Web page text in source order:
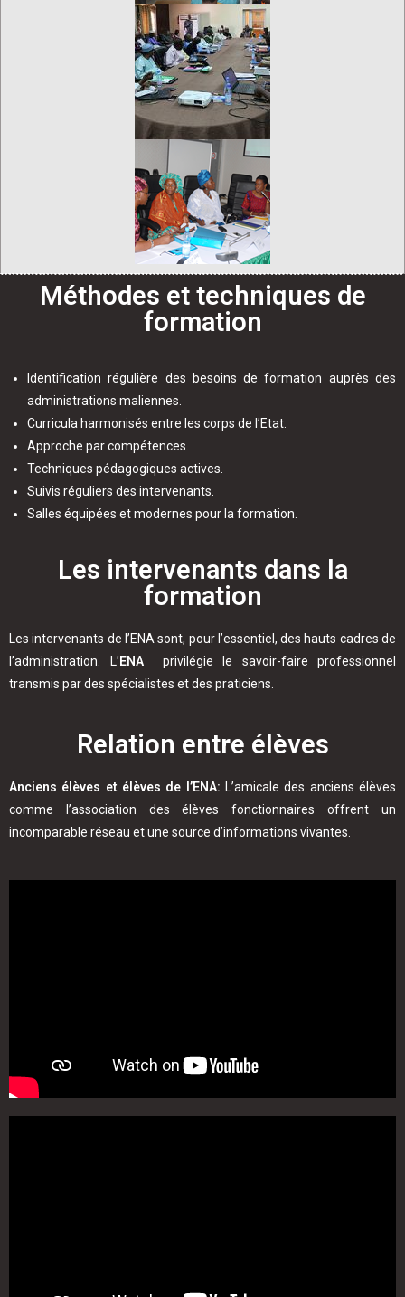
Méthodes et techniques de
formation
Identification régulière des besoins de formation auprès des
administrations maliennes.
Curricula harmonisés entre les corps de l’Etat.
Approche par compétences.
Techniques pédagogiques actives.
Suivis réguliers des intervenants.
Salles équipées et modernes pour la formation.
Les intervenants dans la
formation
Les intervenants de l’ENA sont, pour l’essentiel, des hauts cadres de
l’administration. L’ENA privilégie le savoir-faire professionnel
transmis par des spécialistes et des praticiens.
Relation entre élèves
Anciens élèves et élèves de l’ENA: L’amicale des anciens élèves
comme l’association des élèves fonctionnaires offrent un
incomparable réseau et une source d’informations vivantes.